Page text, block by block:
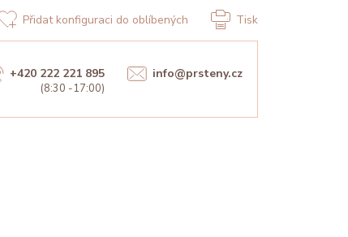
Přidat konfiguraci do oblíbených Tisk
+420 222 221 895
(8:30 -17:00)
info@prsteny.cz